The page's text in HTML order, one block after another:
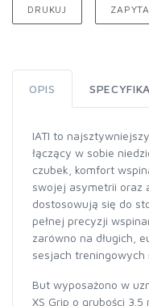
DRUKUJ
OPIS
IATI to
łączący w sobie
czubek, komfort
swojej asymetrii oraz
dostosowują się do
pełnej precyzji
zarówno na długich,
sesjach treningowych
But wyposażono w
XS Grip o grubości